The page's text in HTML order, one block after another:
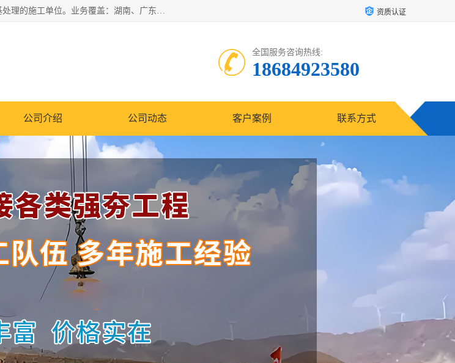
湖南业峻强夯基础工程有限公司是一家专业从事湖南强夯基础工程、强夯机租赁，地基处理的施工单位。业务覆盖：湖南、广东，江西等地。可承接1000KN.m-25000KN.m强夯（置换）工程。公司创始人是国内较早期从事强夯施工的建设者，经过多年的一步一个脚印的发展，在行业内具有较高的度和良好的口碑。 资质认证
全国服务咨询热线:
18684923580
公司介绍 公司动态 客户案例 联系方式